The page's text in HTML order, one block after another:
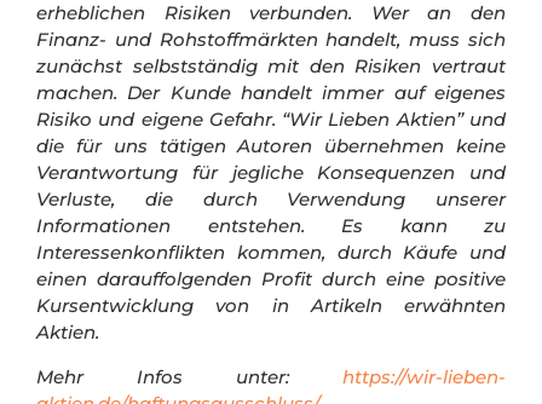
erheblichen Risiken verbunden. Wer an den
Finanz- und Rohstoffmärkten handelt, muss sich
zunächst selbstständig mit den Risiken vertraut
machen. Der Kunde handelt immer auf eigenes
Risiko und eigene Gefahr. “Wir Lieben Aktien” und
die für uns tätigen Autoren übernehmen keine
Verantwortung für jegliche Konsequenzen und
Verluste, die durch Verwendung unserer
Informationen entstehen. Es kann zu
Interessenkonflikten kommen, durch Käufe und
einen darauffolgenden Profit durch eine positive
Kursentwicklung von in Artikeln erwähnten
Aktien.
Mehr Infos unter: https://wir-lieben-